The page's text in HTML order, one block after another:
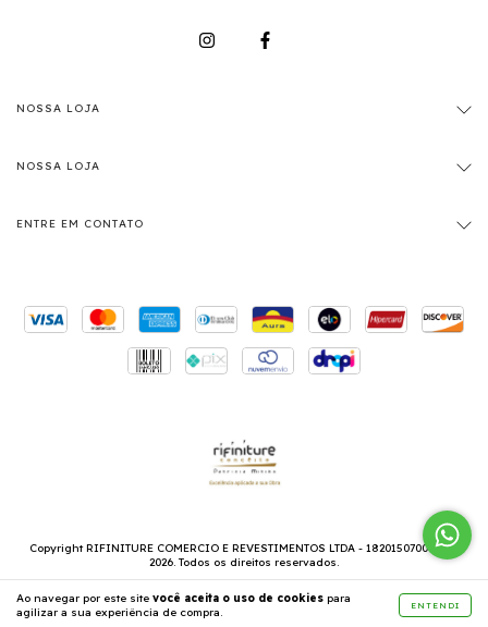
Ao navegar por este site você aceita o uso de cookies para
agilizar a sua experiência de compra.
ENTENDI
NOSSA LOJA
NOSSA LOJA
ENTRE EM CONTATO
Copyright RIFINITURE COMERCIO E REVESTIMENTOS LTDA - 18201507000179 -
2026. Todos os direitos reservados.